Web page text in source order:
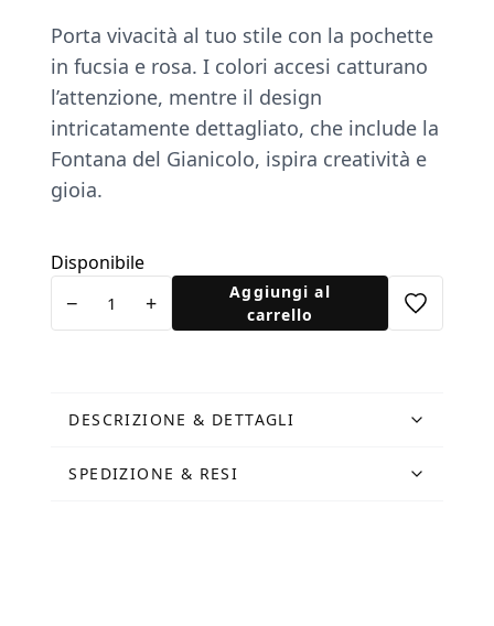
Porta vivacità al tuo stile con la pochette
in fucsia e rosa. I colori accesi catturano
l’attenzione, mentre il design
intricatamente dettagliato, che include la
Fontana del Gianicolo, ispira creatività e
gioia.
Disponibile
Fontanone
quantità
− +
Aggiungi al
carrello
DESCRIZIONE & DETTAGLI
SPEDIZIONE & RESI